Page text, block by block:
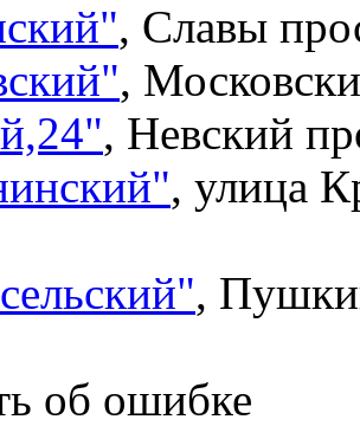
, Славы
,
, Невский
, улица
,
об ошибке